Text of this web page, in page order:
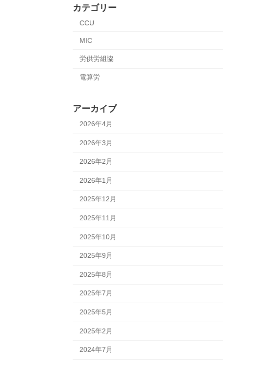
カテゴリー
CCU
MIC
労供労組協
電算労
アーカイブ
2026年4月
2026年3月
2026年2月
2026年1月
2025年12月
2025年11月
2025年10月
2025年9月
2025年8月
2025年7月
2025年5月
2025年2月
2024年7月